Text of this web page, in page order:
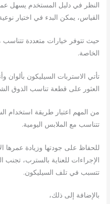
النظر في دليل المستخدم يسهل
القياس، يمكن البدء في اختيار
حيث تتوفر خيارات متعددة تتناسب
الخاصة.
تأتي الاستربات السيليكون
العثور على قطعة تناسب الذوق
من المهم اعتبار طريقة استخدام
تتناسب مع الملابس اليومية.
للحفاظ على جودتها وزيادة عمرها
الإجراءات للعناية بالسترب، تجنب
تتسبب في تلف السيليكون.
بالإضافة إلى ذلك،